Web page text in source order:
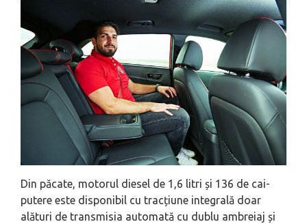
Din păcate, motorul diesel de 1,6 litri și 136 de cai-
putere este disponibil cu tracțiune integrală doar
alături de transmisia automată cu dublu ambreiaj și